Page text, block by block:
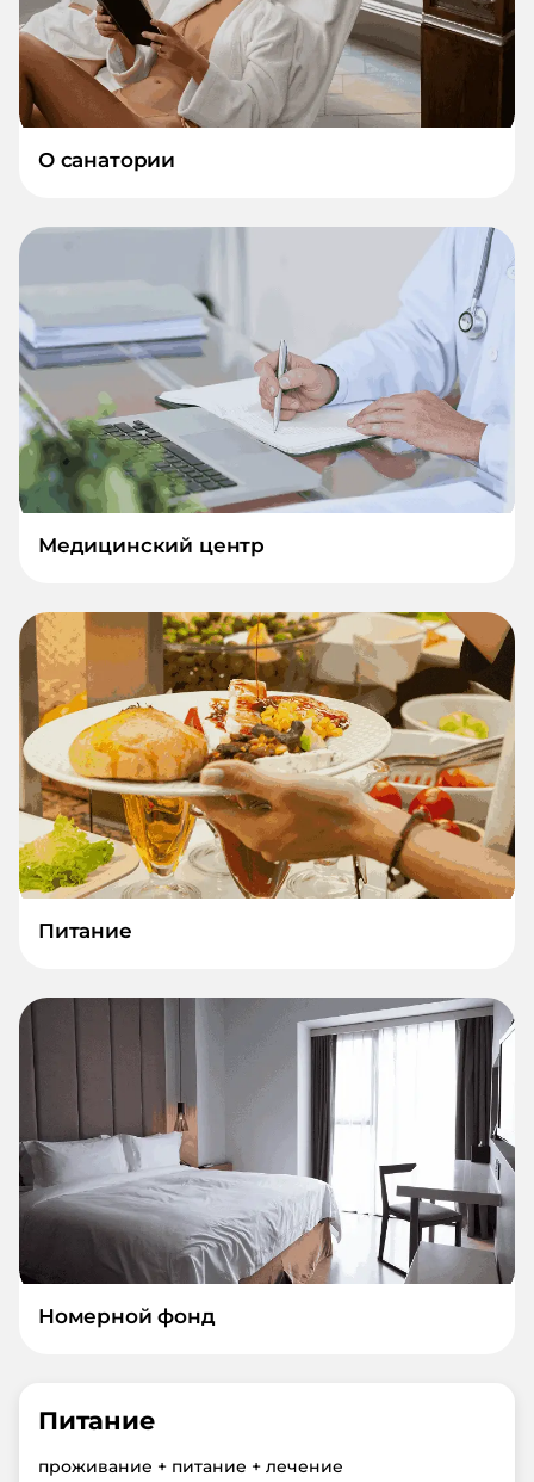
О санатории
Медицинский центр
Питание
Номерной фонд
Питание
проживание + питание + лечение